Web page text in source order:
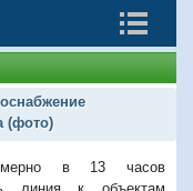
(фото)
в 13 часов